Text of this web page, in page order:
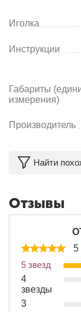
Иголка
Инструкции
Габариты
измерения)
Производитель
Найти
Отзывы
5
5 звезд
4
звезды
3